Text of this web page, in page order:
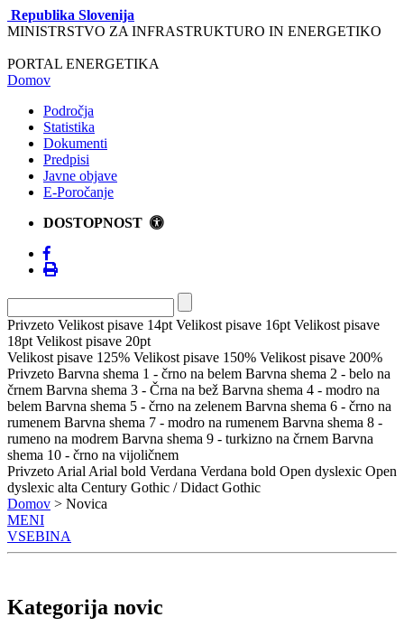
Republika Slovenija
MINISTRSTVO ZA INFRASTRUKTURO IN ENERGETIKO
PORTAL ENERGETIKA
Domov
Področja
Statistika
Dokumenti
Predpisi
Javne objave
E-Poročanje
DOSTOPNOST
Privzeto Velikost pisave 14pt Velikost pisave 16pt Velikost pisave
18pt Velikost pisave 20pt
Velikost pisave 125% Velikost pisave 150% Velikost pisave 200%
Privzeto Barvna shema 1 - črno na belem Barvna shema 2 - belo na
črnem Barvna shema 3 - Črna na bež Barvna shema 4 - modro na
belem Barvna shema 5 - črno na zelenem Barvna shema 6 - črno na
rumenem Barvna shema 7 - modro na rumenem Barvna shema 8 -
rumeno na modrem Barvna shema 9 - turkizno na črnem Barvna
shema 10 - črno na vijoličnem
Privzeto Arial Arial bold Verdana Verdana bold Open dyslexic Open
dyslexic alta Century Gothic / Didact Gothic
Domov > Novica
MENI
VSEBINA
Kategorija novic